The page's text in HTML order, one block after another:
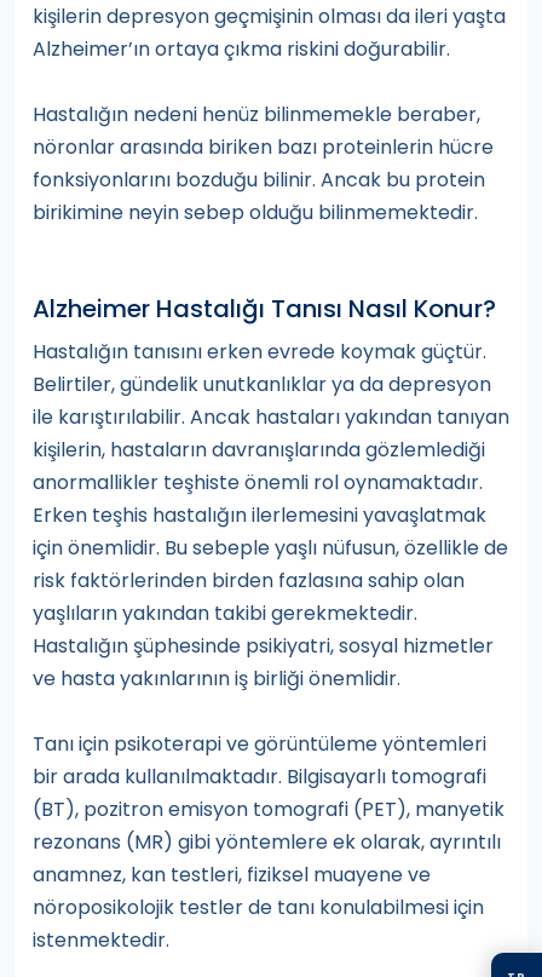
kişilerin depresyon geçmişinin olması da ileri yaşta
Alzheimer’ın ortaya çıkma riskini doğurabilir.
Hastalığın nedeni henüz bilinmemekle beraber,
nöronlar arasında biriken bazı proteinlerin hücre
fonksiyonlarını bozduğu bilinir. Ancak bu protein
birikimine neyin sebep olduğu bilinmemektedir.
Alzheimer Hastalığı Tanısı Nasıl Konur?
Hastalığın tanısını erken evrede koymak güçtür.
Belirtiler, gündelik unutkanlıklar ya da depresyon
ile karıştırılabilir. Ancak hastaları yakından tanıyan
kişilerin, hastaların davranışlarında gözlemlediği
anormallikler teşhiste önemli rol oynamaktadır.
Erken teşhis hastalığın ilerlemesini yavaşlatmak
için önemlidir. Bu sebeple yaşlı nüfusun, özellikle de
risk faktörlerinden birden fazlasına sahip olan
yaşlıların yakından takibi gerekmektedir.
Hastalığın şüphesinde psikiyatri, sosyal hizmetler
ve hasta yakınlarının iş birliği önemlidir.
Tanı için psikoterapi ve görüntüleme yöntemleri
bir arada kullanılmaktadır. Bilgisayarlı tomografi
(BT), pozitron emisyon tomografi (PET), manyetik
rezonans (MR) gibi yöntemlere ek olarak, ayrıntılı
anamnez, kan testleri, fiziksel muayene ve
nöroposikolojik testler de tanı konulabilmesi için
istenmektedir.